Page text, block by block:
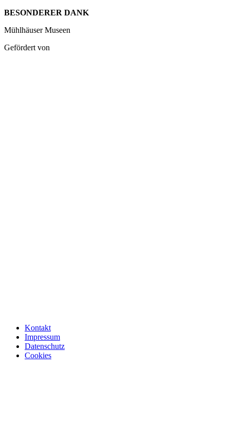
BESONDERER DANK
Mühlhäuser Museen
Gefördert von
Kontakt
Impressum
Datenschutz
Cookies